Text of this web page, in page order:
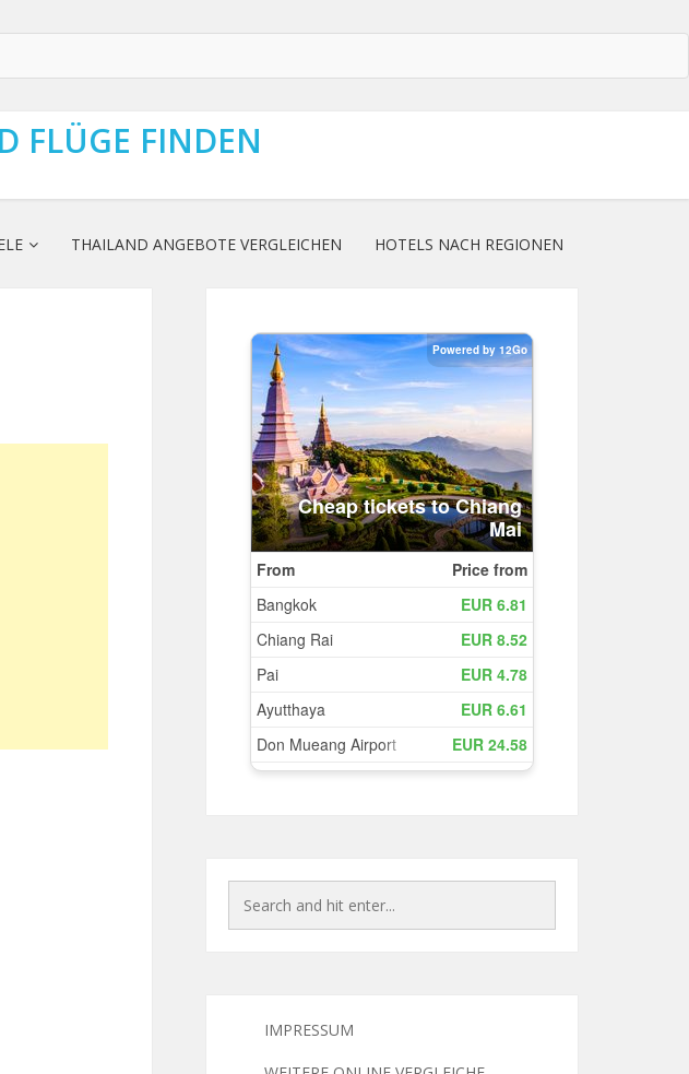
FLÜGE FINDEN
THAILAND ANGEBOTE VERGLEICHEN HOTELS NACH REGIONEN
IMPRESSUM